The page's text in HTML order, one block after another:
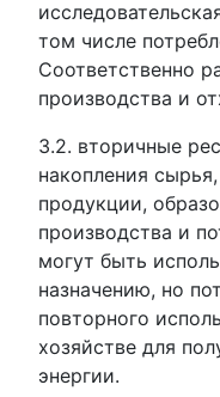
том числе
Соответственно
производства и
3.2. вторичные
накопления
продукции,
производства и
могут быть
назначению, но
повторного
хозяйстве для
энергии.